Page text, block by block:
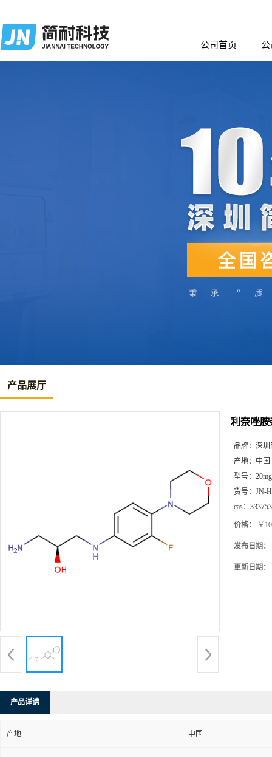
公司首页
产品展厅
利奈唑胺
品牌： 深圳
产地： 中国
型号： 20mg
货号： JN-
cas：
价格： ￥
发布日期：
更新日期：
产品详请
产地 中国